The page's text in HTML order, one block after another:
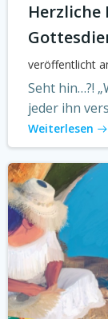
Herzliche
veröffentlicht
Seht hin…?!
jeder ihn
Weiterlesen